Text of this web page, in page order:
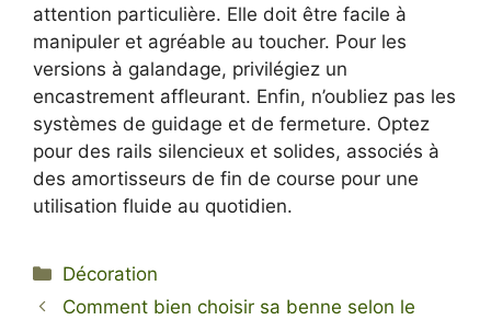
attention particulière. Elle doit être facile à
manipuler et agréable au toucher. Pour les
versions à galandage, privilégiez un
encastrement affleurant. Enfin, n’oubliez pas les
systèmes de guidage et de fermeture. Optez
pour des rails silencieux et solides, associés à
des amortisseurs de fin de course pour une
utilisation fluide au quotidien.
Kategorien
Décoration
Comment bien choisir sa benne selon le